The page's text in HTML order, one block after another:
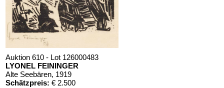
Auktion 610 - Lot 126000483
LYONEL FEININGER
Alte Seebären, 1919
Schätzpreis: € 2.500